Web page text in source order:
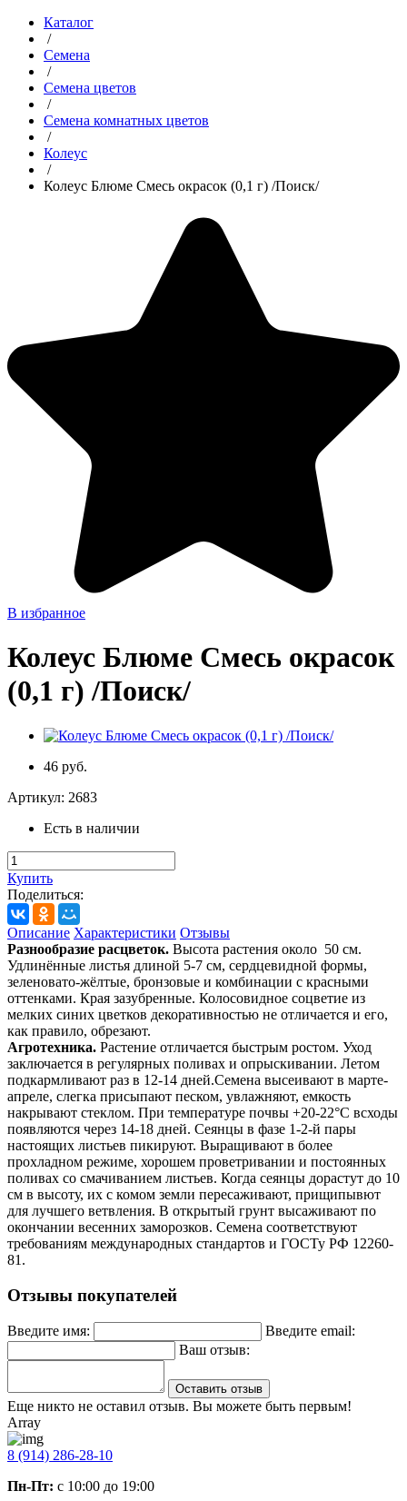
Каталог
/
Семена
/
Семена цветов
/
Семена комнатных цветов
/
Колеус
/
Колеус Блюме Смесь окрасок (0,1 г) /Поиск/
В избранное
Колеус Блюме Смесь окрасок
(0,1 г) /Поиск/
46 руб.
Артикул: 2683
Есть в наличии
Купить
Поделиться:
Описание Характеристики Отзывы
Разнообразие расцветок. Высота растения около 50 см.
Удлинённые листья длиной 5-7 см, сердцевидной формы,
зеленовато-жёлтые, бронзовые и комбинации с красными
оттенками. Края зазубренные. Колосовидное соцветие из
мелких синих цветков декоративностью не отличается и его,
как правило, обрезают.
Агротехника. Растение отличается быстрым ростом. Уход
заключается в регулярных поливах и опрыскивании. Летом
подкармливают раз в 12-14 дней.Семена высеивают в марте-
апреле, слегка присыпают песком, увлажняют, емкость
накрывают стеклом. При температуре почвы +20-22°С всходы
появляются через 14-18 дней. Сеянцы в фазе 1-2-й пары
настоящих листьев пикируют. Выращивают в более
прохладном режиме, хорошем проветривании и постоянных
поливах со смачиванием листьев. Когда сеянцы дорастут до 10
см в высоту, их с комом земли пересаживают, прищипывют
для лучшего ветвления. В открытый грунт высаживают по
окончании весенних заморозков. Семена соответствуют
требованиям международных стандартов и ГОСТу РФ 12260-
81.
Отзывы покупателей
Введите имя:
Введите email:
Ваш отзыв:
Оставить отзыв
Еще никто не оставил отзыв. Вы можете быть первым!
Array
8 (914) 286-28-10
Пн-Пт: с 10:00 до 19:00